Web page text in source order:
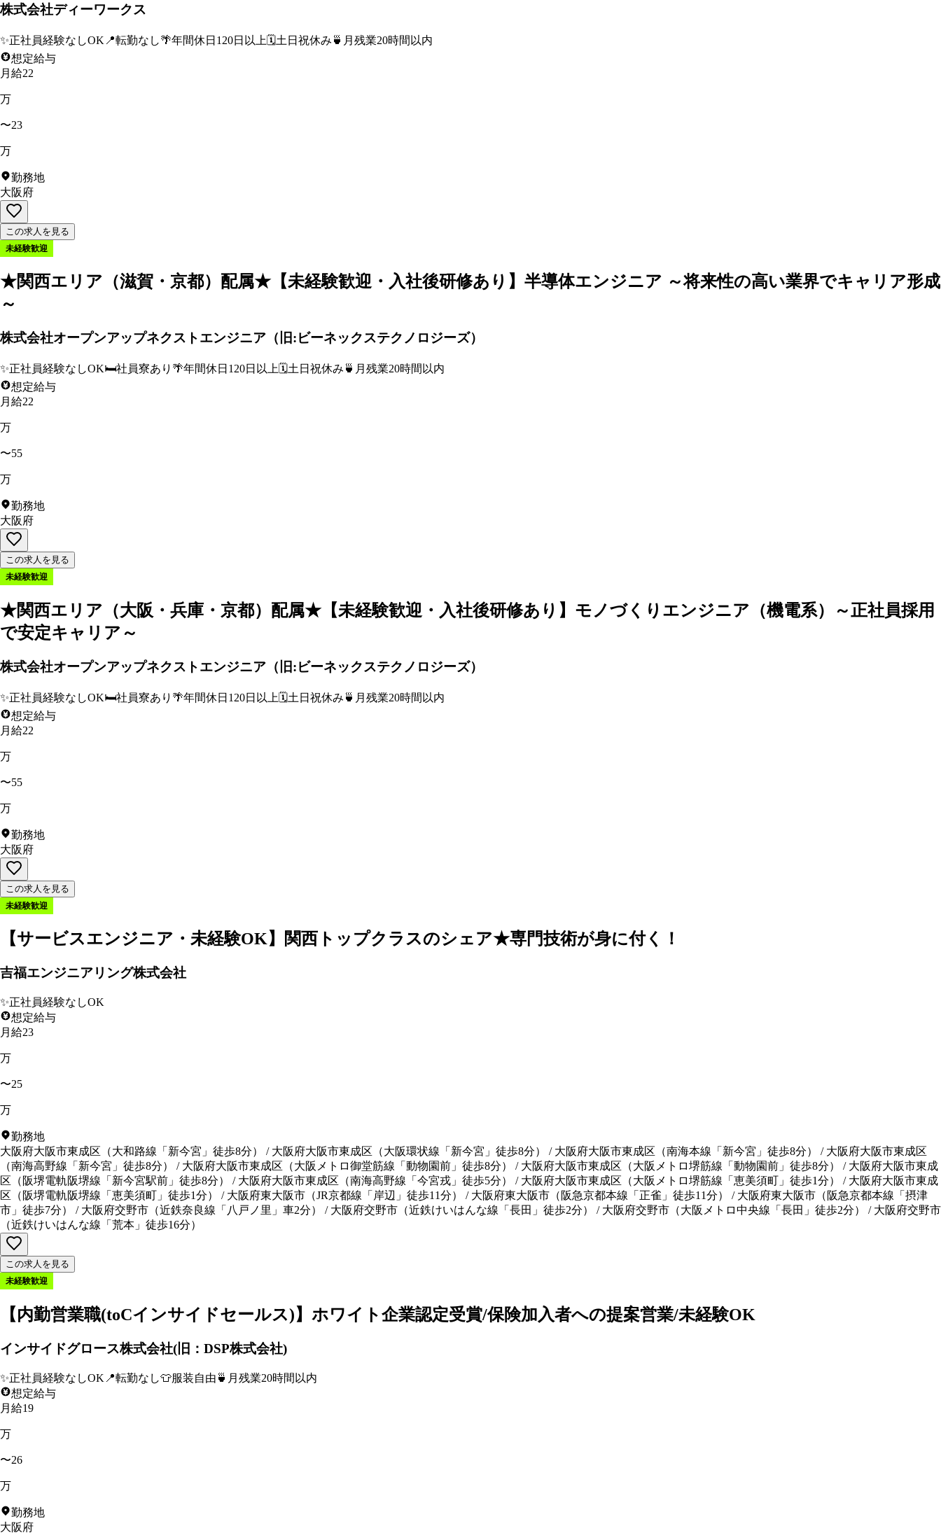
株式会社ディーワークス
✨正社員経験なしOK 📍転勤なし🌴年間休日120日以上 🗓️土日祝休み 🍵 月残業20時間以内
想定給与
月給22
万
〜23
万
勤務地
大阪府
この求人を見る
未経験歓迎
★関西エリア（滋賀・京都）配属★【未経験歓迎・入社後研修あり】半導体エンジニア ～将来性の高い業界でキャリア形成
～
株式会社オープンアップネクストエンジニア（旧:ビーネックステクノロジーズ）
✨正社員経験なしOK🛏️社員寮あり 🌴年間休日120日以上 🗓️土日祝休み 🍵 月残業20時間以内
想定給与
月給22
万
〜55
万
勤務地
大阪府
この求人を見る
未経験歓迎
★関西エリア（大阪・兵庫・京都）配属★【未経験歓迎・入社後研修あり】モノづくりエンジニア（機電系）～正社員採用
で安定キャリア～
株式会社オープンアップネクストエンジニア（旧:ビーネックステクノロジーズ）
✨正社員経験なしOK🛏️社員寮あり 🌴年間休日120日以上 🗓️土日祝休み 🍵 月残業20時間以内
想定給与
月給22
万
〜55
万
勤務地
大阪府
この求人を見る
未経験歓迎
【サービスエンジニア・未経験OK】関西トップクラスのシェア★専門技術が身に付く！
吉福エンジニアリング株式会社
✨正社員経験なしOK
想定給与
月給23
万
〜25
万
勤務地
大阪府大阪市東成区 （大和路線「新今宮」徒歩8分） / 大阪府大阪市東成区 （大阪環状線「新今宮」徒歩8分） / 大阪府大阪市東成区 （南海本線「新今宮」徒歩8分） / 大阪府大阪市東成区
（南海高野線「新今宮」徒歩8分） / 大阪府大阪市東成区 （大阪メトロ御堂筋線「動物園前」徒歩8分） / 大阪府大阪市東成区 （大阪メトロ堺筋線「動物園前」徒歩8分） / 大阪府大阪市東成
区 （ 阪堺電軌阪堺線「新今宮駅前」徒歩8分） / 大阪府大阪市東成区 （南海高野線「今宮戎」徒歩5分） / 大阪府大阪市東成区 （大阪メトロ堺筋線「恵美須町」徒歩1分） / 大阪府大阪市東成
区 （ 阪堺電軌阪堺線「恵美須町」徒歩1分） / 大阪府東大阪市 （JR京都線「岸辺」徒歩11分） / 大阪府東大阪市 （ 阪急京都本線「正雀」徒歩11分） / 大阪府東大阪市 （ 阪急京都本線「摂津
市」徒歩7分） / 大阪府交野市 （近鉄奈良線「八戸ノ里」車2分） / 大阪府交野市 （近鉄けいはんな線「長田」徒歩2分） / 大阪府交野市 （大阪メトロ中央線「長田」徒歩2分） / 大阪府交野市
（近鉄けいはんな線「荒本」徒歩16分）
この求人を見る
未経験歓迎
【内勤営業職(toCインサイドセールス)】ホワイト企業認定受賞/保険加入者への提案営業/未経験OK
インサイドグロース株式会社(旧：DSP株式会社)
✨正社員経験なしOK 📍転勤なし👕服装自由 🍵 月残業20時間以内
想定給与
月給19
万
〜26
万
勤務地
大阪府